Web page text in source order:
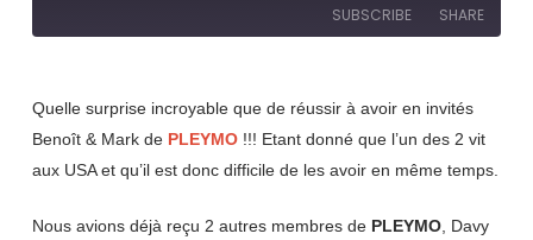
seconds
SUBSCRIBE SHARE
RSS FEED
LINK
EMBED
Quelle surprise incroyable que de réussir à avoir en invités
Benoît & Mark de PLEYMO !!! Etant donné que l’un des 2 vit
aux USA et qu’il est donc difficile de les avoir en même temps.
Nous avions déjà reçu 2 autres membres de PLEYMO, Davy